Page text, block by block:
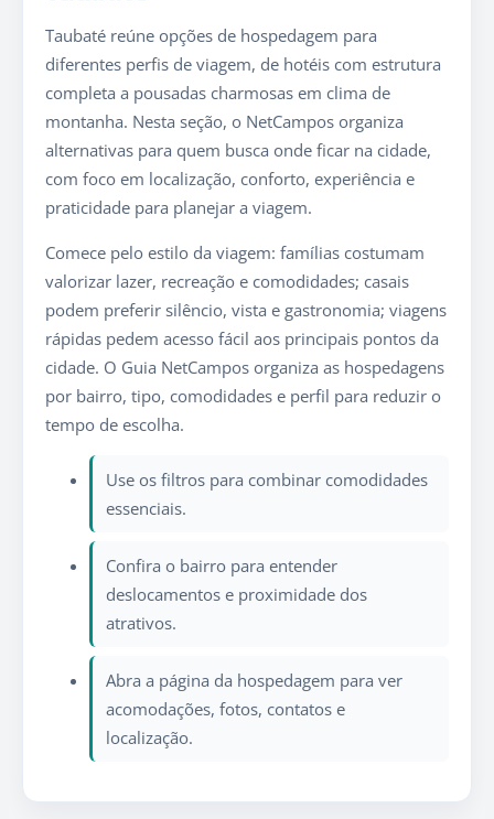
Taubaté reúne opções de hospedagem para
diferentes perfis de viagem, de hotéis com estrutura
completa a pousadas charmosas em clima de
montanha. Nesta seção, o NetCampos organiza
alternativas para quem busca onde ficar na cidade,
com foco em localização, conforto, experiência e
praticidade para planejar a viagem.
Comece pelo estilo da viagem: famílias costumam
valorizar lazer, recreação e comodidades; casais
podem preferir silêncio, vista e gastronomia; viagens
rápidas pedem acesso fácil aos principais pontos da
cidade. O Guia NetCampos organiza as hospedagens
por bairro, tipo, comodidades e perfil para reduzir o
tempo de escolha.
Use os filtros para combinar comodidades
essenciais.
Confira o bairro para entender
deslocamentos e proximidade dos
atrativos.
Abra a página da hospedagem para ver
acomodações, fotos, contatos e
localização.